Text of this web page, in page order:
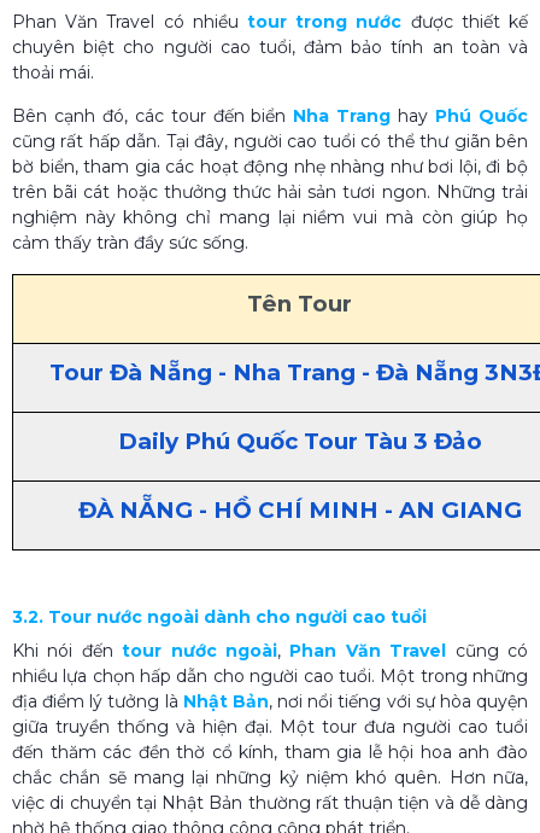
Phan Văn Travel có nhiều tour trong nước được thiết kế
chuyên biệt cho người cao tuổi, đảm bảo tính an toàn và
thoải mái.
Bên cạnh đó, các tour đến biển Nha Trang hay Phú Quốc
cũng rất hấp dẫn. Tại đây, người cao tuổi có thể thư giãn bên
bờ biển, tham gia các hoạt động nhẹ nhàng như bơi lội, đi bộ
trên bãi cát hoặc thưởng thức hải sản tươi ngon. Những trải
nghiệm này không chỉ mang lại niềm vui mà còn giúp họ
cảm thấy tràn đầy sức sống.
Tên Tour
Tour Đà Nẵng - Nha Trang - Đà Nẵng
Daily Phú Quốc Tour Tàu 3 Đảo
ĐÀ NẴNG - HỒ CHÍ MINH - AN GIANG
3.2. Tour nước ngoài dành cho người cao tuổi
Khi nói đếntour nước ngoài, Phan Văn Travel cũng có
nhiều lựa chọn hấp dẫn cho người cao tuổi. Một trong những
địa điểm lý tưởng là Nhật Bản, nơi nổi tiếng với sự hòa quyện
giữa truyền thống và hiện đại. Một tour đưa người cao tuổi
đến thăm các đền thờ cổ kính, tham gia lễ hội hoa anh đào
chắc chắn sẽ mang lại những kỷ niệm khó quên. Hơn nữa,
việc di chuyển tại Nhật Bản thường rất thuận tiện và dễ dàng
nhờ hệ thống giao thông công cộng phát triển.